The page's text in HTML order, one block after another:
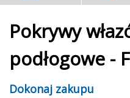
Pokrywy
podłogowe -
Dokonaj zakupu